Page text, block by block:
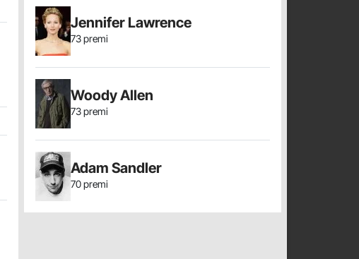
Jennifer Lawrence
73 premi
Woody Allen
73 premi
Adam Sandler
70 premi